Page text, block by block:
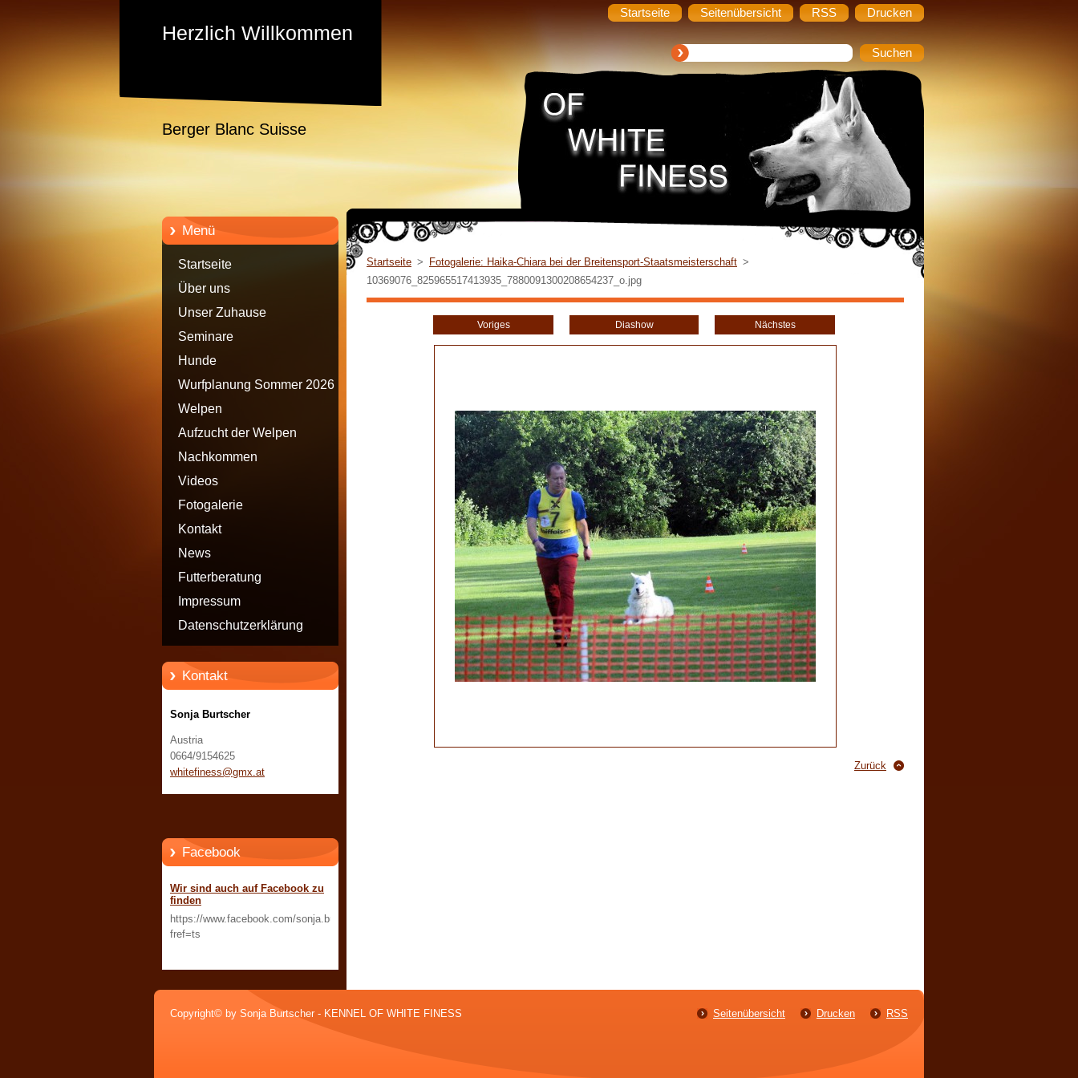
Startseite Seitenübersicht RSS Drucken
Herzlich Willkommen
Berger Blanc Suisse
Menü
Startseite
Über uns
Unser Zuhause
Seminare
Hunde
Wurfplanung Sommer 2026
Welpen
Aufzucht der Welpen
Nachkommen
Videos
Fotogalerie
Kontakt
News
Futterberatung
Impressum
Datenschutzerklärung
Kontakt
Sonja Burtscher
Austria
0664/9154625
whitefiness@gmx.at
Facebook
Wir sind auch auf Facebook zu
finden
https://www.facebook.com/sonja.burtscher.7?
fref=ts
Startseite > Fotogalerie: Haika-Chiara bei der Breitensport-Staatsmeisterschaft >
10369076_825965517413935_7880091300208654237_o.jpg
Voriges Diashow Nächstes
Zurück
Seitenübersicht Drucken RSS
Copyright© by Sonja Burtscher - KENNEL OF WHITE FINESS